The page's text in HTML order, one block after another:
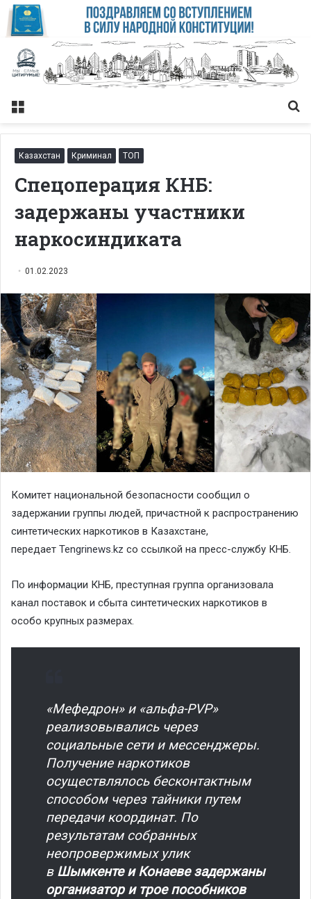
Меню
Казахстан Криминал ТОП
Спецоперация КНБ:
задержаны участники
наркосиндиката
01.02.2023
Комитет национальной безопасности сообщил о
задержании группы людей, причастной к распространению
синтетических наркотиков в Казахстане,
передает Tengrinews.kz со ссылкой на пресс-службу КНБ.
По информации КНБ, преступная группа организовала
канал поставок и сбыта синтетических наркотиков в
особо крупных размерах.
«Мефедрон» и «альфа-PVP»
реализовывались через
социальные сети и мессенджеры.
Получение наркотиков
осуществлялось бесконтактным
способом через тайники путем
передачи координат. По
результатам собранных
неопровержимых улик
в Шымкенте и Конаеве задержаны
организатор и трое пособников